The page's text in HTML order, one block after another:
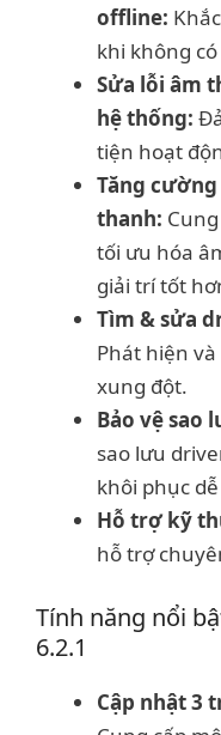
offline:
khi không
Sửa lỗi âm
hệ thống:
tiện hoạt
Tăng
thanh:
tối ưu hóa
giải trí tốt
Tìm & sửa
Phát hiện
xung đột.
Bảo vệ sao
sao lưu
khôi phục
Hỗ trợ kỹ
hỗ trợ
Tính năng nổi
6.2.1
Cập nhật 3